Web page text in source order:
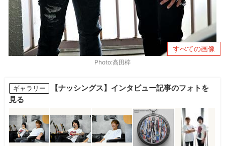
すべての画像
Photo:高田梓
ギャラリー
【ナッシングス】インタビュー記事のフォトを
見る